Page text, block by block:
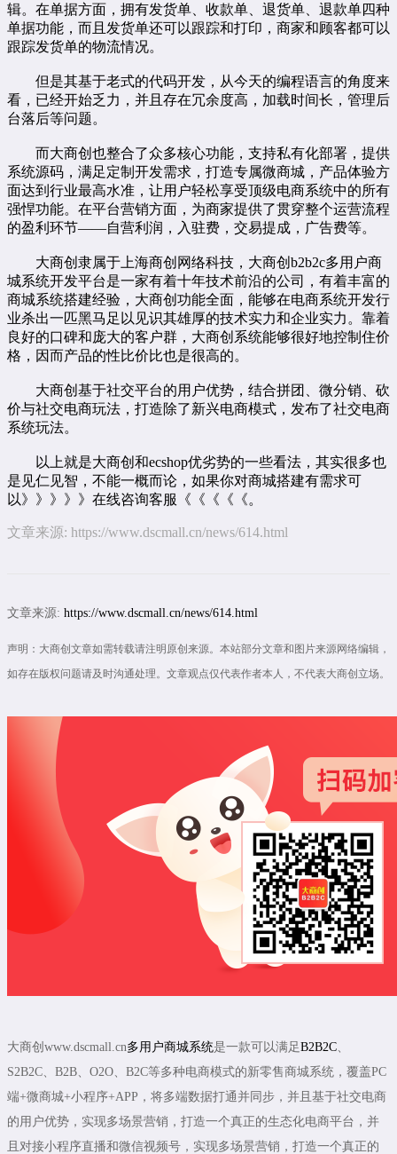
辑。在单据方面，拥有发货单、收款单、退货单、退款单四种
单据功能，而且发货单还可以跟踪和打印，商家和顾客都可以
跟踪发货单的物流情况。
但是其基于老式的代码开发，从今天的编程语言的角度来
看，已经开始乏力，并且存在冗余度高，加载时间长，管理后
台落后等问题。
而大商创也整合了众多核心功能，支持私有化部署，提供
系统源码，满足定制开发需求，打造专属微商城，产品体验方
面达到行业最高水准，让用户轻松享受顶级电商系统中的所有
强悍功能。在平台营销方面，为商家提供了贯穿整个运营流程
的盈利环节——自营利润，入驻费，交易提成，广告费等。
大商创隶属于上海商创网络科技，大商创 b2b2c多用户商
城系统开发平台是一家有着十年技术前沿的公司，有着丰富的
商城系统搭建经验，大商创功能全面，能够在电商系统开发行
业杀出一匹黑马足以见识其雄厚的技术实力和企业实力。靠着
良好的口碑和庞大的客户群，大商创系统能够很好地控制住价
格，因而产品的性比价比也是很高的。
大商创基于社交平台的用户优势，结合拼团、微分销、砍
价与社交电商玩法，打造除了新兴电商模式，发布了社交电商
系统玩法。
以上就是大商创和ecshop优劣势的一些看法，其实很多也
是见仁见智，不能一概而论，如果你对商城搭建有需求可
以》》》》》 在线咨询客服《《《《《。
文章来源: https://www.dscmall.cn/news/614.html
文章来源: https://www.dscmall.cn/news/614.html
声明：大商创文章如需转载请注明原创来源。本站部分文章和图片来源网络编辑，
如存在版权问题请及时沟通处理。文章观点仅代表作者本人，不代表大商创立场。
大商创www.dscmall.cn多用户商城系统是一款可以满足B2B2C
S2B2C、B2B、O2O、B2C等多种电商模式的新零售商城系统，覆盖PC
端+微商城+小程序+APP，将多端数据打通并同步，并且基于社交电商
的用户优势，实现多场景营销，打造一个真正的生态化电商平台，并
且对接小程序直播和微信视频号，实现多场景营销，打造一个真正的